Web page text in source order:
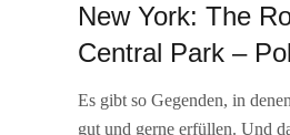
New York: The
Central Park –
Es gibt so Gegenden, in
gut und gerne erfüllen. Und